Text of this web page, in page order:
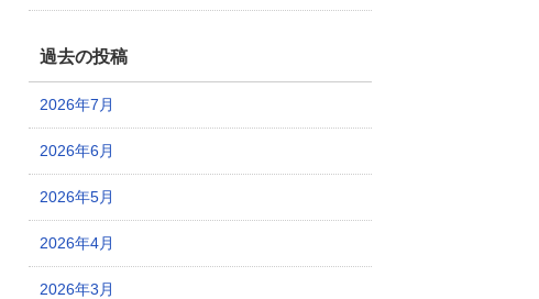
過去の投稿
2026年7月
2026年6月
2026年5月
2026年4月
2026年3月